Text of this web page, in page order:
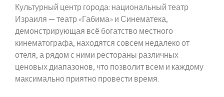
Культурный центр города: национальный театр
Израиля — театр «Габима» и Синематека,
демонстрирующая всё богатство местного
кинематографа, находятся совсем недалеко от
отеля, а рядом с ними рестораны различных
ценовых диапазонов, что позволит всем и каждому
максимально приятно провести время.